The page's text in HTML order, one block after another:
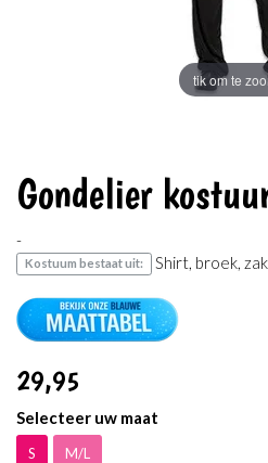
tik om te
Gondelier
-
Kostuum bestaat uit: Shirt, broek,
29,95
Selecteer uw maat
S M/L